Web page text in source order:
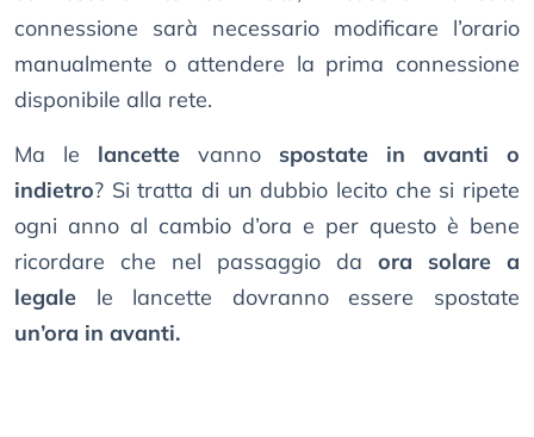
connessione sarà necessario modificare l’orario
manualmente o attendere la prima connessione
disponibile alla rete.
Ma le lancette vanno spostate in avanti o
indietro? Si tratta di un dubbio lecito che si ripete
ogni anno al cambio d’ora e per questo è bene
ricordare che nel passaggio da ora solare a
legale le lancette dovranno essere spostate
un’ora in avanti.